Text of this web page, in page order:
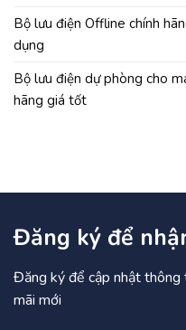
Bộ lưu điện Offline chính
dụng
Bộ lưu điện dự phòng cho
hãng giá tốt
Đăng ký để
Đăng ký để cập nhật thông
mãi mới